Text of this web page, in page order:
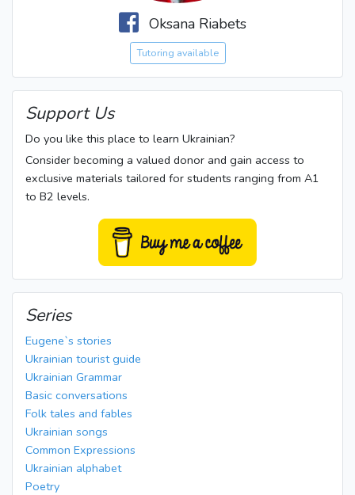
Oksana Riabets
Tutoring available
Support Us
Do you like this place to learn Ukrainian?
Consider becoming a valued donor and gain access to
exclusive materials tailored for students ranging from A1
to B2 levels.
Series
Eugene`s stories
Ukrainian tourist guide
Ukrainian Grammar
Basic conversations
Folk tales and fables
Ukrainian songs
Common Expressions
Ukrainian alphabet
Poetry